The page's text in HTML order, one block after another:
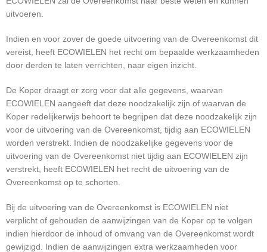
uitvoeren.
Indien en voor zover de goede uitvoering van de Overeenkomst dit
vereist, heeft ECOWIELEN het recht om bepaalde werkzaamheden
door derden te laten verrichten, naar eigen inzicht.
De Koper draagt er zorg voor dat alle gegevens, waarvan
ECOWIELEN aangeeft dat deze noodzakelijk zijn of waarvan de
Koper redelijkerwijs behoort te begrijpen dat deze noodzakelijk zijn
voor de uitvoering van de Overeenkomst, tijdig aan ECOWIELEN
worden verstrekt. Indien de noodzakelijke gegevens voor de
uitvoering van de Overeenkomst niet tijdig aan ECOWIELEN zijn
verstrekt, heeft ECOWIELEN het recht de uitvoering van de
Overeenkomst op te schorten.
Bij de uitvoering van de Overeenkomst is ECOWIELEN niet
verplicht of gehouden de aanwijzingen van de Koper op te volgen
indien hierdoor de inhoud of omvang van de Overeenkomst wordt
gewijzigd. Indien de aanwijzingen extra werkzaamheden voor